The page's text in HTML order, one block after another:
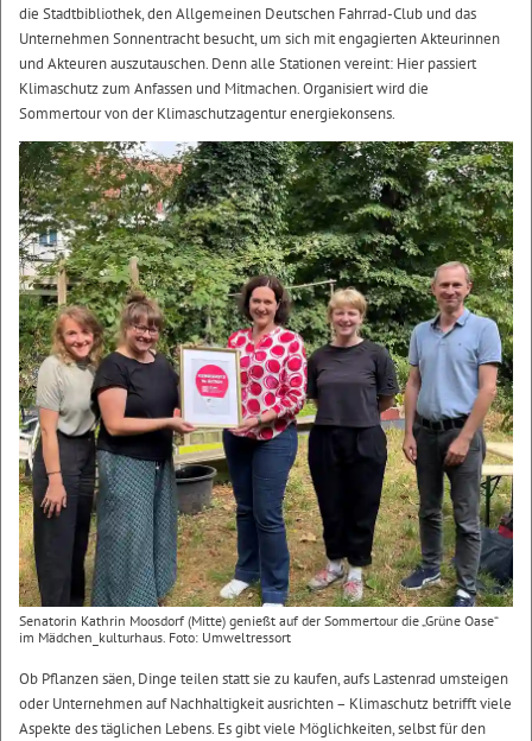
die Stadtbibliothek, den Allgemeinen Deutschen Fahrrad-Club und das
Unternehmen Sonnentracht besucht, um sich mit engagierten Akteurinnen
und Akteuren auszutauschen. Denn alle Stationen vereint: Hier passiert
Klimaschutz zum Anfassen und Mitmachen. Organisiert wird die
Sommertour von der Klimaschutzagentur energiekonsens.
Senatorin Kathrin Moosdorf (Mitte) genießt auf der Sommertour die „Grüne Oase“
im Mädchen_kulturhaus. Foto: Umweltressort
Ob Pflanzen säen, Dinge teilen statt sie zu kaufen, aufs Lastenrad umsteigen
oder Unternehmen auf Nachhaltigkeit ausrichten – Klimaschutz betrifft viele
Aspekte des täglichen Lebens. Es gibt viele Möglichkeiten, selbst für den